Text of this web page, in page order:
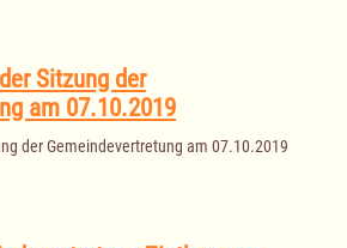
Sitzung der
am 07.10.2019
der Gemeindevertretung am 07.10.2019